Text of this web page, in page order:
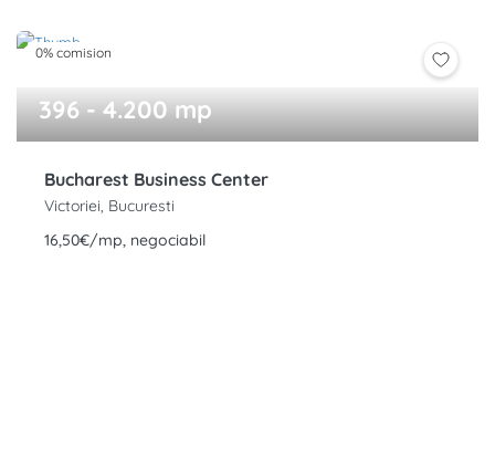
0% comision
396 - 4.200 mp
Bucharest Business Center
Victoriei, Bucuresti
16,50€/mp, negociabil